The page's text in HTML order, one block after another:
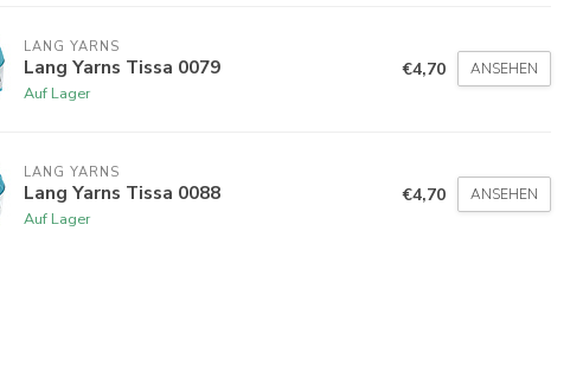
LANG YARNS
Lang Yarns Tissa 0079
Auf Lager
€4,70 ANSEHEN
LANG YARNS
Lang Yarns Tissa 0088
Auf Lager
€4,70 ANSEHEN